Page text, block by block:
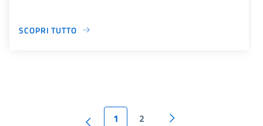
SCOPRI TUTTO
1 2